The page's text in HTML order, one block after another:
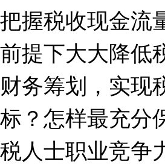
把握税收现金流
前提下大大降低
财务筹划，实现
标？怎样最充分
税人士职业竞争